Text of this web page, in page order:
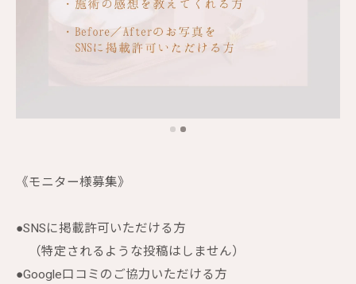
《モニター様募集》
●SNSに掲載許可いただける方
（特定されるような投稿はしません）
●Google口コミのご協力いただける方